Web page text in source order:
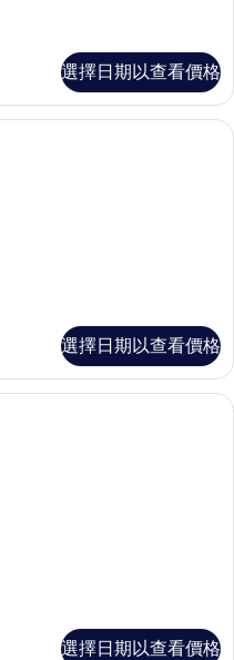
選擇日期以查看價格
級寢具、舒適加層、客房內保險箱
選擇日期以查看價格
景客房 | 高級寢具、舒適加層、客
選擇日期以查看價格